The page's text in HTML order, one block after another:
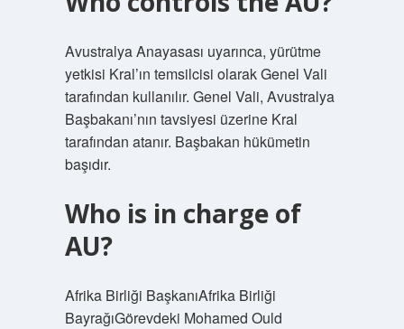
Avustralya Anayasası uyarınca, yürütme
yetkisi Kral’ın temsilcisi olarak Genel Vali
tarafından kullanılır. Genel Vali, Avustralya
Başbakanı’nın tavsiyesi üzerine Kral
tarafından atanır. Başbakan hükümetin
başıdır.
Who is in charge of
AU?
Afrika Birliği BaşkanıAfrika Birliği
BayrağıGörevdeki Mohamed Ould